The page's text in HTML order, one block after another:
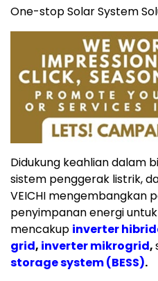
One-stop Solar System
Didukung keahlian dalam
sistem penggerak listrik,
VEICHI mengembangkan
penyimpanan energi
mencakup inverter
grid, inverter mikrogrid,
storage system (BESS).